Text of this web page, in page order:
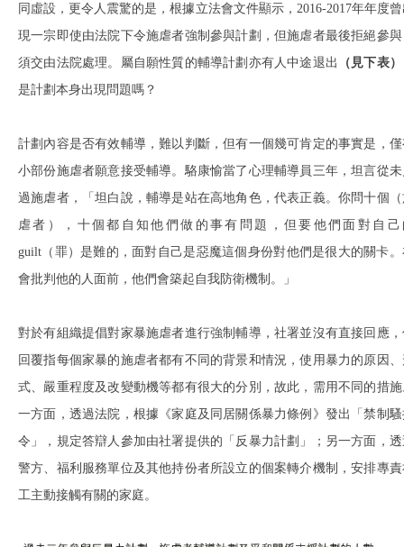
同虛設，更令人震驚的是，根據立法會文件顯示，2016-2017年年度
現一宗即使由法院下令施虐者強制參與計劃，但施虐者最後拒絕參
須交由法院處理。屬自願性質的輔導計劃亦有人中途退出
（見下表）
是計劃本身出現問題嗎？
計劃內容是否有效輔導，難以判斷，但有一個幾可肯定的事實是，
小部份施虐者願意接受輔導。駱康愉當了心理輔導員三年，坦言從
過施虐者，「坦白說，輔導是站在高地角色，代表正義。你問十個
虐者），十個都自知他們做的事有問題，但要他們面對自己
guilt（罪）是難的，面對自己是惡魔這個身份對他們是很大的關卡
會批判他的人面前，他們會築起自我防衛機制。」
對於有組織提倡對家暴施虐者進行強制輔導，社署並沒有直接回應
回覆指每個家暴的施虐者都有不同的背景和情況，使用暴力的原因
式、嚴重程度及改變動機等都有很大的分別，故此，需用不同的措
一方面，透過法院，根據《家庭及同居關係暴力條例》發出「禁制
令」，規定答辯人參加由社署提供的「反暴力計劃」；另一方面，
警方、福利服務單位及其他持份者所設立的個案轉介機制，安排專
工主動接觸有關的家庭。